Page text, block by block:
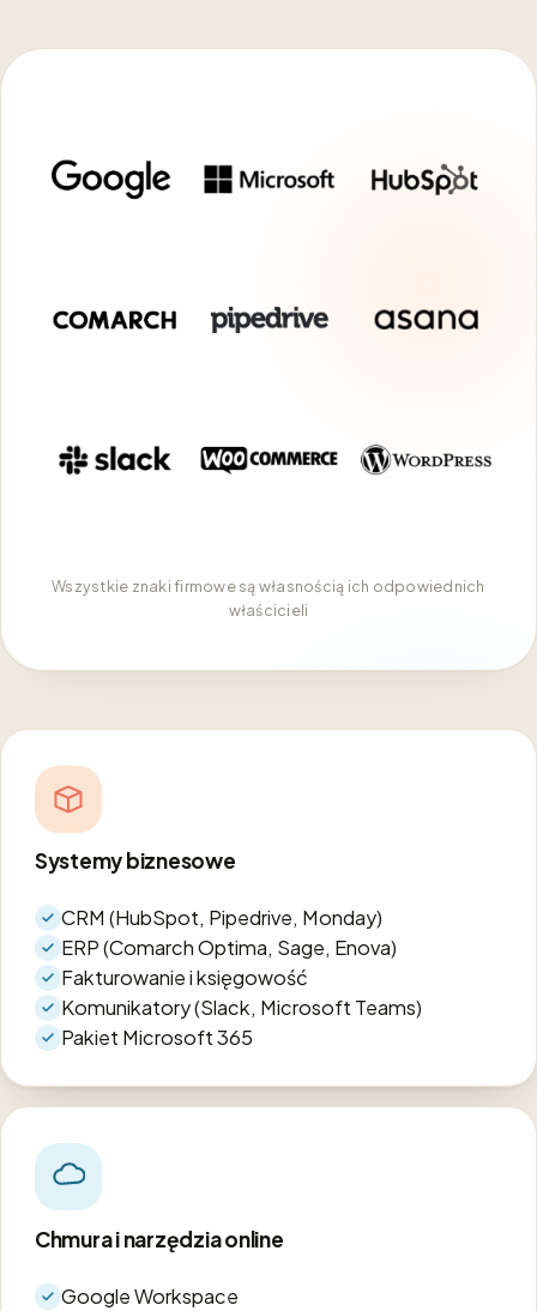
Wszystkie znaki firmowe są własnością ich odpowiednich
właścicieli
Systemy biznesowe
CRM (HubSpot, Pipedrive, Monday)
ERP (Comarch Optima, Sage, Enova)
Fakturowanie i księgowość
Komunikatory (Slack, Microsoft Teams)
Pakiet Microsoft 365
Chmura i narzędzia online
Google Workspace